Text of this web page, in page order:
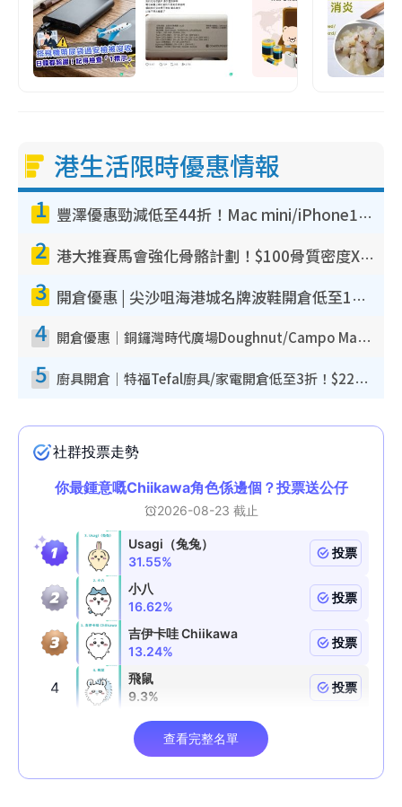
港生活限時優惠情報
1 豐澤優惠勁減低至44折！Mac mini/iPhone17Pro大減價！廚房家電$220起
2 港大推賽馬會強化骨骼計劃！$100骨質密度X光檢查 完成免費運動訓練送超市禮券！附參加資格
3 開倉優惠 | 尖沙咀海港城名牌波鞋開倉低至1折！On鞋$899起／Joy&Peace鞋履$98起
4 開倉優惠｜銅鑼灣時代廣場Doughnut/Campo Marzio開倉低至1折！背囊、書包、手袋劈價$200起
5 廚具開倉｜特福Tefal廚具/家電開倉低至3折！$220起買平底鍋/炒鑊/湯煲！電飯煲/吸塵機/燙斗$418起